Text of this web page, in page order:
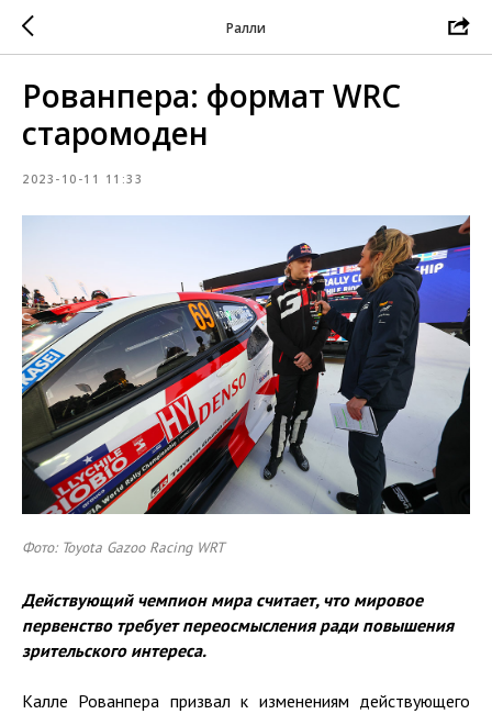
Ралли
Рованпера: формат WRC
старомоден
2023-10-11 11:33
Фото: Toyota Gazoo Racing WRT
Действующий чемпион мира считает, что мировое
первенство требует переосмысления ради повышения
зрительского интереса.
Калле Рованпера призвал к изменениям действующего